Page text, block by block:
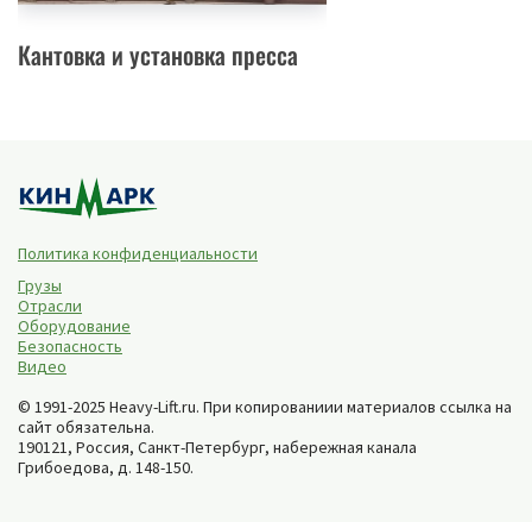
Кантовка и установка пресса
Политика конфиденциальности
Грузы
Отрасли
Оборудование
Безопасность
Видео
© 1991-2025 Heavy-Lift.ru. При копированиии материалов ссылка на
сайт обязательна.
190121, Россия, Санкт-Петербург, набережная канала
Грибоедова, д. 148-150.